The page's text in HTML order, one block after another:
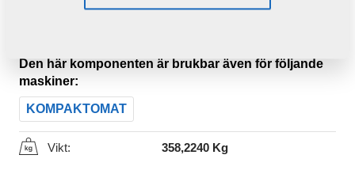
Produktkod: 3009983
Den här komponenten är brukbar även för följande
maskiner:
KOMPAKTOMAT
Vikt: 358,2240 Kg